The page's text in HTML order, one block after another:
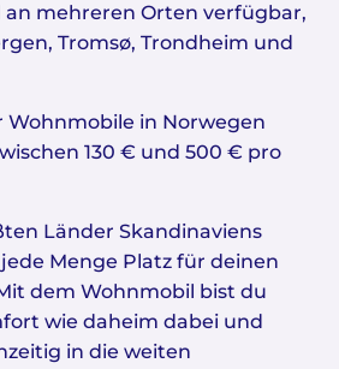
an mehreren Orten verfügbar,
Tromsø, Trondheim und
Wohnmobile in Norwegen
130 € und 500 € pro
Länder Skandinaviens
Menge Platz für deinen
dem Wohnmobil bist du
wie daheim dabei und
in die weiten